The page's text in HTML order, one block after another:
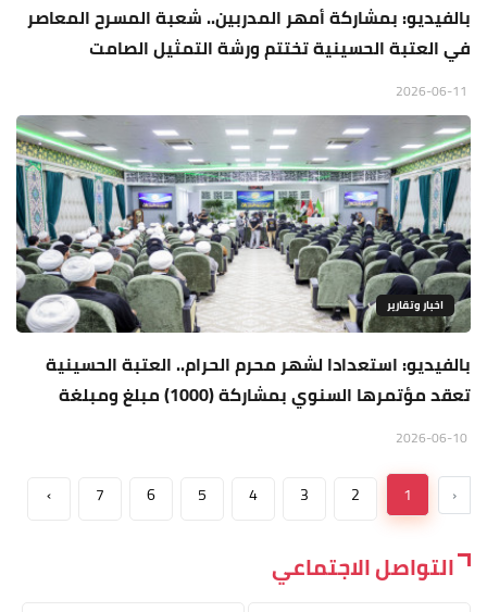
بالفيديو: بمشاركة أمهر المدربين.. شعبة المسرح المعاصر
في العتبة الحسينية تختتم ورشة التمثيل الصامت
اخبار وتقارير
بالفيديو: استعدادا لشهر محرم الحرام.. العتبة الحسينية
تعقد مؤتمرها السنوي بمشاركة (1000) مبلغ ومبلغة
‹
1
2
3
4
5
6
7
›
التواصل الاجتماعي